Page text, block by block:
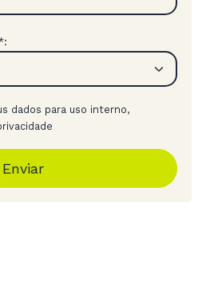
:
dados para uso interno,
Enviar